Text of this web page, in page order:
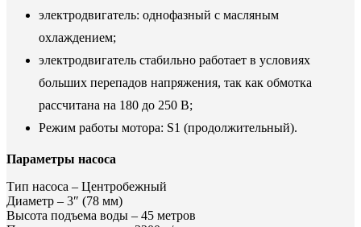
электродвигатель: однофазный с масляным
охлаждением;
электродвигатель стабильно работает в условиях
больших перепадов напряжения, так как обмотка
рассчитана на 180 до 250 В;
Режим работы мотора: S1 (продолжительный).
Параметры насоса
Тип насоса – Центробежный
Диаметр – 3″ (78 мм)
Высота подъема воды – 45 метров